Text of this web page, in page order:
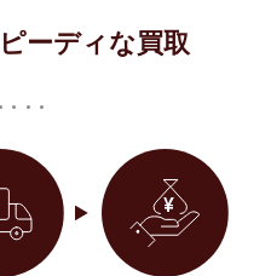
ーディな買取